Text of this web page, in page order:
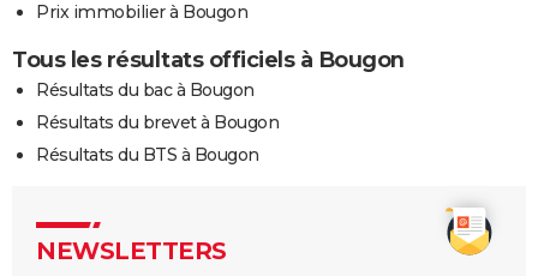
Prix immobilier à Bougon
Tous les résultats officiels à Bougon
Résultats du bac à Bougon
Résultats du brevet à Bougon
Résultats du BTS à Bougon
NEWSLETTERS